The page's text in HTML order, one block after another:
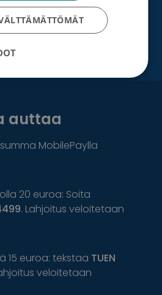
auttaa
MobilePaylla
20 euroa: Soita
. Lahjoitus veloitetaan
15 euroa: tekstaa TUEN
veloitetaan